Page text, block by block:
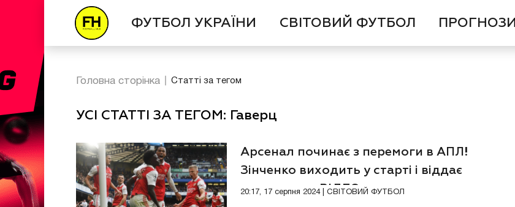
ФУТБОЛ УКРАЇНИ СВІТОВИЙ ФУТБОЛ ПРОГНОЗИ
Головна сторінка Статті за тегом
УСІ СТАТТІ ЗА ТЕГОМ: Гаверц
Арсенал починає з перемоги в АПЛ!
Зінченко виходить у старті і віддає
передасист. ВІДЕО
Відео
20:17, 17 серпня 2024 | СВІТОВИЙ ФУТБОЛ